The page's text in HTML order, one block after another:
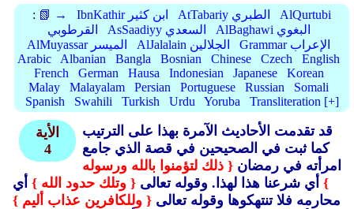
: 📗 → IbnKathir ابن كثير AtTabariy الطبري
AlQurtubi
القرطوبي
AsSaadiyy السعدي
AlBaghawi البغوي
AlMuyassar الميسر
AlJalalain الجلالين
Grammar الإعراب
Arabic
Albanian Bangla Bosnian Chinese Czech
English
French
German Hausa Indonesian Japanese
Korean
Malay
Malayalam Persian Portuguese Russian
Somali
Spanish
Swahili Turkish Urdu Yoruba Transliteration [+]
الأية
4
قد تقدمت الأحاديث الآمرة بهذا على الترتيب
كما ثبت في الصحيحين في قصة الذي جامع
امرأته في رمضان { ذلك لتؤمنوا بالله ورسوله
} أي شرعنا هذا لهذا. وقوله تعالى { وتلك حدود الله } أي
محارمه فلا تنتهكوها وقوله تعالى { وللكافرين عذاب أليم }